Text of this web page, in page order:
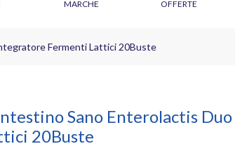
MARCHE OFFERTE
Fermenti Lattici 20Buste
Sano Enterolactis
20Buste